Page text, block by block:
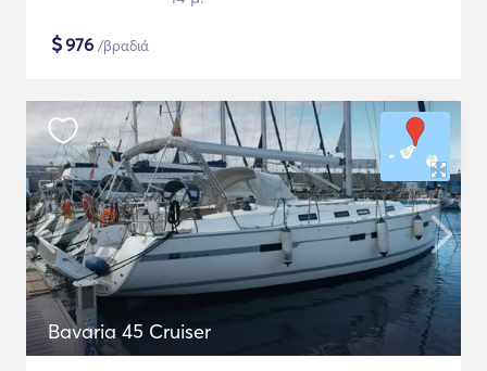
$976 /βραδιά
Bavaria 45 Cruiser